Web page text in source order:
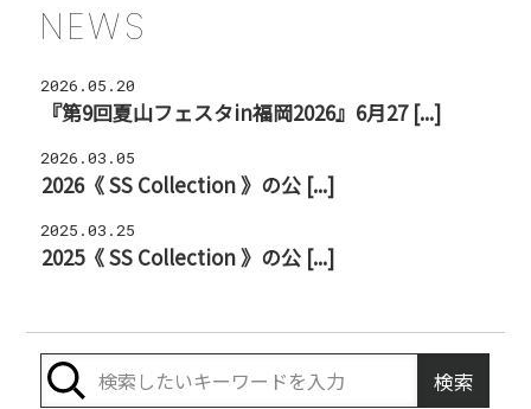
NEWS
2026.05.20
『第9回夏山フェスタin福岡2026』6月27 [...]
2026.03.05
2026《 SS Collection 》の公 [...]
2025.03.25
2025《 SS Collection 》の公 [...]